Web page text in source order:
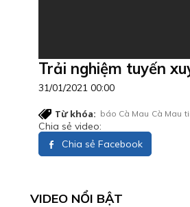
Trải nghiệm tuyến
31/01/2021 00:00
Từ khóa: báo Cà Mau Cà Mau
Chia sẻ video:
Chia sẻ Facebook
VIDEO NỔI BẬT